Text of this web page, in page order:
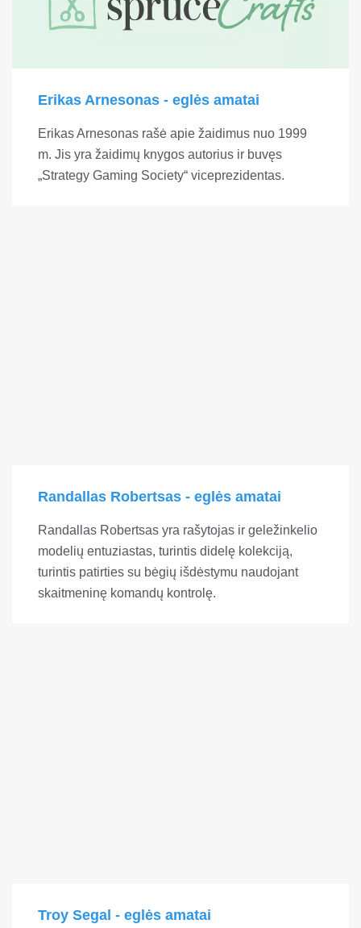
Erikas Arnesonas - eglės amatai
Erikas Arnesonas rašė apie žaidimus nuo 1999
m. Jis yra žaidimų knygos autorius ir buvęs
„Strategy Gaming Society“ viceprezidentas.
Randallas Robertsas - eglės amatai
Randallas Robertsas yra rašytojas ir geležinkelio
modelių entuziastas, turintis didelę kolekciją,
turintis patirties su bėgių išdėstymu naudojant
skaitmeninę komandų kontrolę.
Troy Segal - eglės amatai